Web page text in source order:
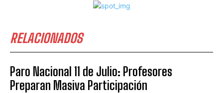
RELACIONADOS
Paro Nacional 11 de Julio: Profesores
Preparan Masiva Participación